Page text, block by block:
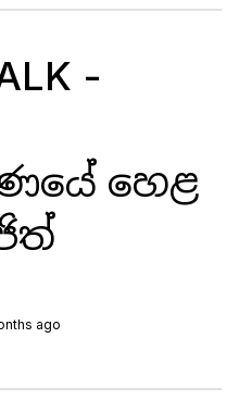
හෙළ අභිමානය
-
හෙළ
ago